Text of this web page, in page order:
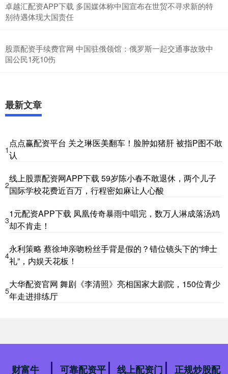
卓越汇配资APP下载 多国媒体称中国宣布在世贸不寻求新的特
别待遇体现大国责任
股票配资手续费官网 中国驻俄领馆：俄罗斯一起交通事故致中
国公民1死10伤
最新文章
1
点点赢配资平台 关之琳医美翻车！脸肿如猪肝 被指P图不敢
认
2
线上股票配资网APP下载 59岁陈小春不敢退休，两个儿子
国际学校花费近百万，行程密如麻让人心酸
3
1元配资APP下载 凤凰传奇暴雨中唱完，数万人淋成落汤鸡
却不肯走！
4
永利策略 蔡徐坤亲吻粉丝手背是假的？错位镜头下的“绅士
礼”，内娱天花板！
5
大华配资官网 舞剧《李清照》亮相国家大剧院，150位青少
年走进排练厅
财富牛 可靠配资平 线上配资门 正规炒股配